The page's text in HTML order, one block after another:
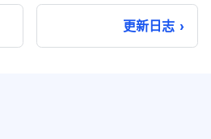
更新日志